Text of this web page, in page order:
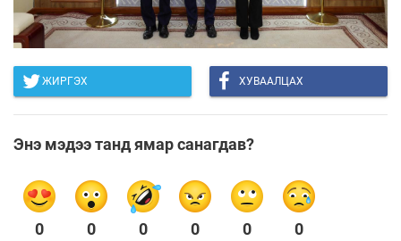
ЖИРГЭХ ХУВААЛЦАХ
Энэ мэдээ танд ямар санагдав?
0 0 0 0 0 0